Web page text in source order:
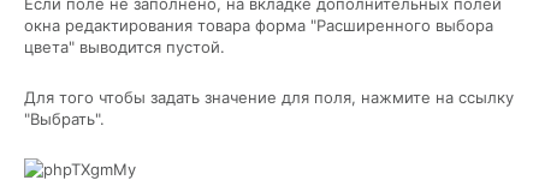
окна редактирования товара форма "Расширенного выбора
цвета" выводится пустой.
Для того чтобы задать значение для поля, нажмите на ссылку
"Выбрать".